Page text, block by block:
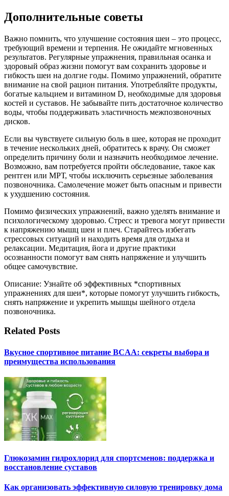
Дополнительные советы
Важно помнить, что улучшение состояния шеи – это процесс,
требующий времени и терпения. Не ожидайте мгновенных
результатов. Регулярные упражнения, правильная осанка и
здоровый образ жизни помогут вам сохранить здоровье и
гибкость шеи на долгие годы. Помимо упражнений, обратите
внимание на свой рацион питания. Употребляйте продукты,
богатые кальцием и витамином D, необходимые для здоровья
костей и суставов. Не забывайте пить достаточное количество
воды, чтобы поддерживать эластичность межпозвоночных
дисков.
Если вы чувствуете сильную боль в шее, которая не проходит
в течение нескольких дней, обратитесь к врачу. Он сможет
определить причину боли и назначить необходимое лечение.
Возможно, вам потребуется пройти обследование, такое как
рентген или МРТ, чтобы исключить серьезные заболевания
позвоночника. Самолечение может быть опасным и привести
к ухудшению состояния.
Помимо физических упражнений, важно уделять внимание и
психологическому здоровью. Стресс и тревога могут привести
к напряжению мышц шеи и плеч. Старайтесь избегать
стрессовых ситуаций и находить время для отдыха и
релаксации. Медитация, йога и другие практики
осознанности помогут вам снять напряжение и улучшить
общее самочувствие.
Описание: Узнайте об эффективных *спортивных
упражнениях для шеи*, которые помогут улучшить гибкость,
снять напряжение и укрепить мышцы шейного отдела
позвоночника.
Related Posts
Вкусное спортивное питание BCAA: секреты выбора и
преимущества использования
Глюкозамин гидрохлорид для спортсменов: поддержка и
восстановление суставов
Как организовать эффективную силовую тренировку дома